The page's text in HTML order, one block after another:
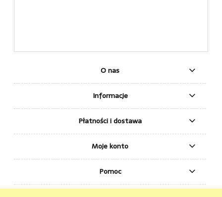
O nas
Informacje
Płatności i dostawa
Moje konto
Pomoc